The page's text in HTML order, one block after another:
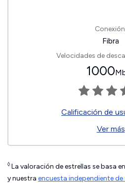
Fibra
Velocidades de
1000
Calificación de
Ver más
◊ La valoración de estrellas se basa
y nuestra encuesta independiente